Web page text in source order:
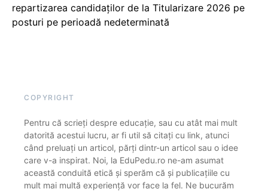
repartizarea candidaților de la Titularizare 2026 pe
posturi pe perioadă nedeterminată
COPYRIGHT
Pentru că scrieți despre educație, sau cu atât mai mult
datorită acestui lucru, ar fi util să citați cu link, atunci
când preluați un articol, părți dintr-un articol sau o idee
care v-a inspirat. Noi, la EduPedu.ro ne-am asumat
această conduită etică și sperăm că și publicațiile cu
mult mai multă experiență vor face la fel. Ne bucurăm